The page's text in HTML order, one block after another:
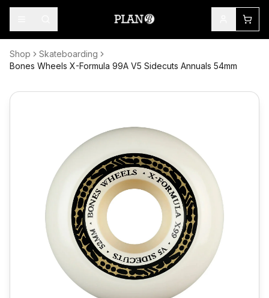
Shop
Skateboarding
Bones Wheels X-Formula 99A V5 Sidecuts Annuals 54mm